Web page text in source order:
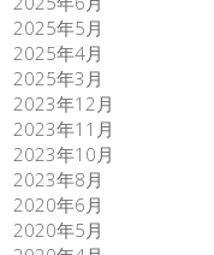
2025年5月
2025年4月
2025年3月
2023年12月
2023年11月
2023年10月
2023年8月
2020年6月
2020年5月